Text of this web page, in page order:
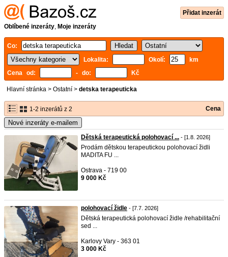
Přidat inzerát
Oblíbené inzeráty, Moje inzeráty
Co:
Lokalita:
Okolí:
km
Cena od:
- do: Kč
Hlavní stránka > Ostatní > detska terapeuticka
1-2 inzerátů z 2 Cena
Nové inzeráty e-mailem
Dětská terapeutická polohovací ... - [1.8. 2026]
Prodám dětskou terapeutickou polohovací židli
MADITA FU ...
Ostrava - 719 00
9 000 Kč
polohovací židle - [7.7. 2026]
Dětská terapeutická polohovací židle /rehabilitační
sed ...
Karlovy Vary - 363 01
3 000 Kč